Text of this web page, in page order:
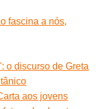
fascina a nós,
o discurso de Greta
aos jovens